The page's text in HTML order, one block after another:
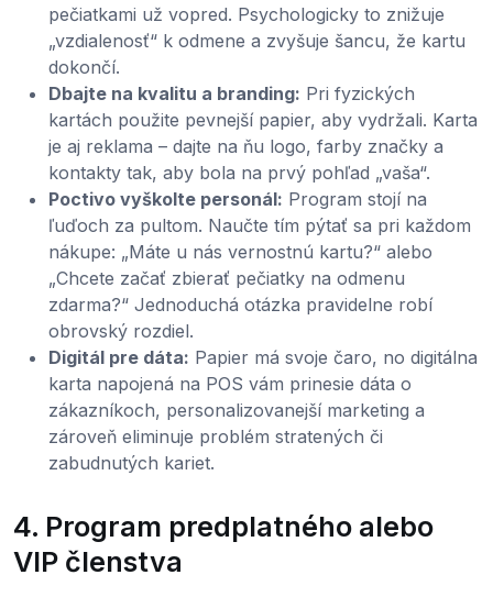
pečiatkami už vopred. Psychologicky to znižuje
„vzdialenosť“ k odmene a zvyšuje šancu, že kartu
dokončí.
Dbajte na kvalitu a branding: Pri fyzických
kartách použite pevnejší papier, aby vydržali. Karta
je aj reklama – dajte na ňu logo, farby značky a
kontakty tak, aby bola na prvý pohľad „vaša“.
Poctivo vyškolte personál: Program stojí na
ľuďoch za pultom. Naučte tím pýtať sa pri každom
nákupe: „Máte u nás vernostnú kartu?“ alebo
„Chcete začať zbierať pečiatky na odmenu
zdarma?“ Jednoduchá otázka pravidelne robí
obrovský rozdiel.
Digitál pre dáta: Papier má svoje čaro, no digitálna
karta napojená na POS vám prinesie dáta o
zákazníkoch, personalizovanejší marketing a
zároveň eliminuje problém stratených či
zabudnutých kariet.
4. Program predplatného alebo
VIP členstva